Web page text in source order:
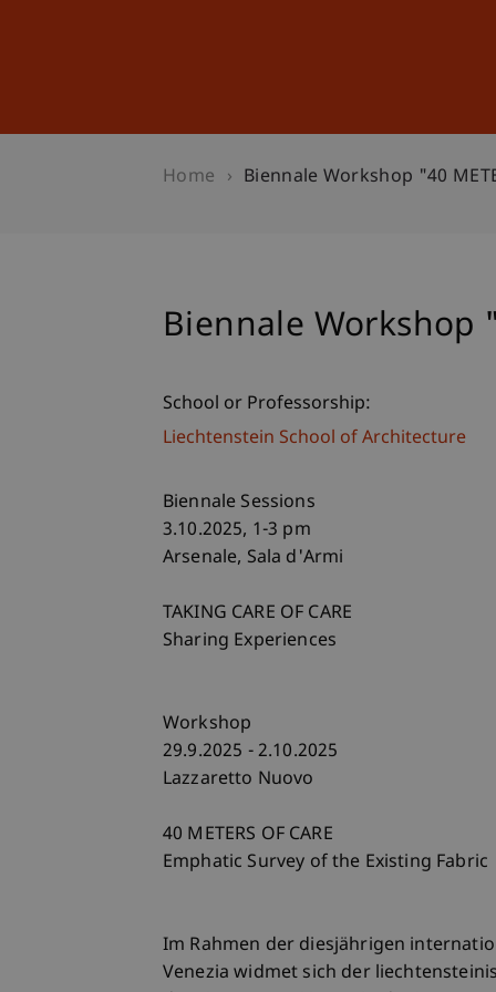
Home Biennale Workshop "40
Biennale Workshop
School or Professorship:
Liechtenstein School of Architecture
Biennale Sessions
3.10.2025, 1-3 pm
Arsenale, Sala d'Armi
TAKING CARE OF CARE
Sharing Experiences
Workshop
29.9.2025 - 2.10.2025
Lazzaretto Nuovo
40 METERS OF CARE
Emphatic Survey of the Existing Fabric
Im Rahmen der diesjährigen
Venezia widmet sich der